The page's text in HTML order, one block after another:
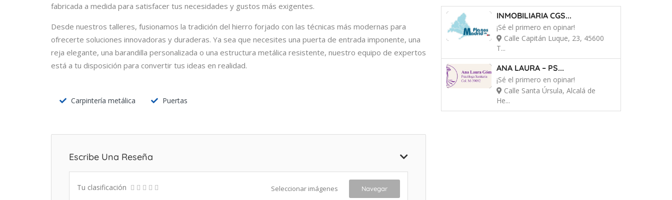
fabricada a medida para satisfacer tus necesidades y gustos más exigentes.
Desde nuestros talleres, fusionamos la tradición del hierro forjado con las técnicas más modernas para
ofrecerte soluciones innovadoras y duraderas. Ya sea que necesites una puerta de entrada imponente, una
reja elegante, una barandilla personalizada o una estructura metálica resistente, nuestro equipo de expertos
está a tu disposición para convertir tus ideas en realidad.
Carpintería metálica Puertas
Escribe Una Reseña
Tu clasificación Seleccionar imágenes Navegar
INMOBILIARIA CGS...
¡Sé el primero en opinar!
Calle Capitán Luque, 23, 45600
T...
ANA LAURA – PS...
¡Sé el primero en opinar!
Calle Santa Úrsula, Alcalá de
He...